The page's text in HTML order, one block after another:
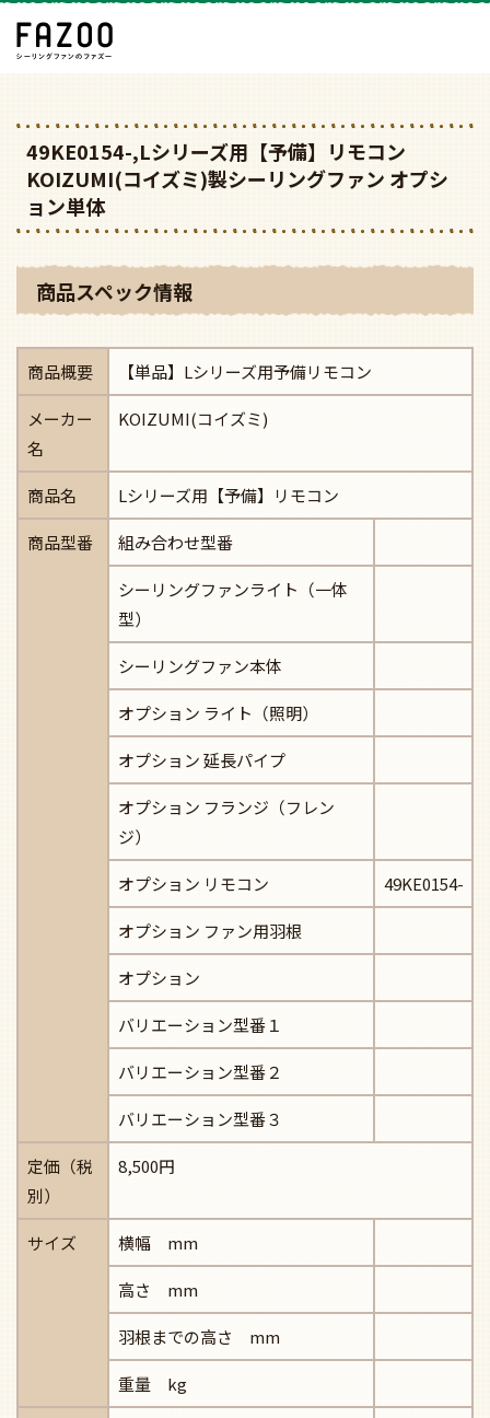
49KE0154-,Lシリーズ用【予備】リモコン
KOIZUMI(コイズミ)製シーリングファン オプシ
ョン単体
商品スペック情報
商品概要 【単品】Lシリーズ用予備リモコン
メーカー
名
KOIZUMI(コイズミ)
商品名 Lシリーズ用【予備】リモコン
商品型番 組み合わせ型番
シーリングファンライト（一体
型）
シーリングファン本体
オプション ライト（照明）
オプション 延長パイプ
オプション フランジ（フレン
ジ）
オプション リモコン 49KE0154-
オプション ファン用羽根
オプション
バリエーション型番１
バリエーション型番２
バリエーション型番３
定価（税
別）
8,500円
サイズ 横幅 mm
高さ mm
羽根までの高さ mm
重量 kg